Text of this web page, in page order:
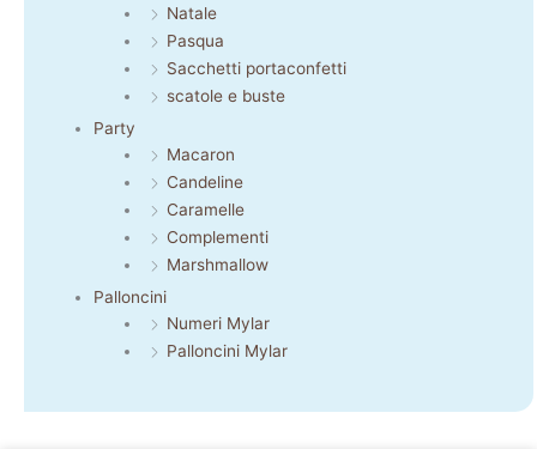
Natale
Pasqua
Sacchetti portaconfetti
scatole e buste
Party
Macaron
Candeline
Caramelle
Complementi
Marshmallow
Palloncini
Numeri Mylar
Palloncini Mylar